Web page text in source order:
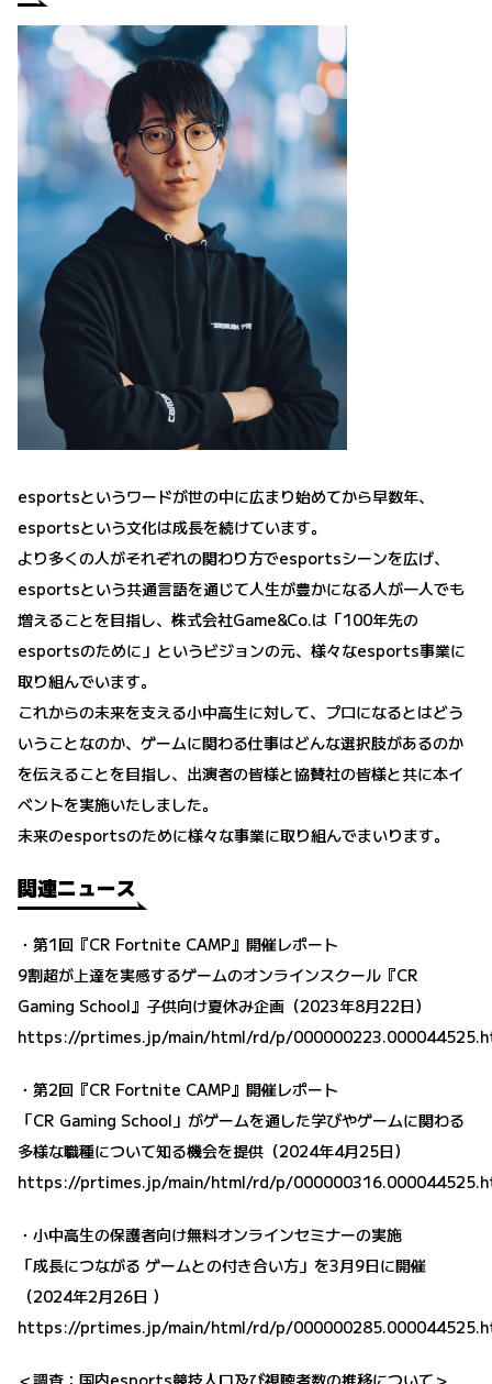
esportsというワードが世の中に広まり始めてから早数年、
esportsという文化は成長を続けています。
より多くの人がそれぞれの関わり方でesportsシーンを広げ、
esportsという共通言語を通じて人生が豊かになる人が一人でも
増えることを目指し、株式会社Game&Co.は「100年先の
esportsのために」というビジョンの元、様々なesports事業に
取り組んでいます。
これからの未来を支える小中高生に対して、プロになるとはどう
いうことなのか、ゲームに関わる仕事はどんな選択肢があるのか
を伝えることを目指し、出演者の皆様と協賛社の皆様と共に本イ
ベントを実施いたしました。
未来のesportsのために様々な事業に取り組んでまいります。
関連ニュース
・第1回『CR Fortnite CAMP』開催レポート
9割超が上達を実感するゲームのオンラインスクール『CR
Gaming School』子供向け夏休み企画（2023年8月22日）
https://prtimes.jp/main/html/rd/p/
・第2回『CR Fortnite CAMP』開催レポート
「CR Gaming School」がゲームを通した学びやゲームに関わる
多様な職種について知る機会を提供（2024年4月25日）
https://prtimes.jp/main/html/rd/p/
・小中高生の保護者向け無料オンラインセミナーの実施
「成長につながる ゲームとの付き合い方」を3月9日に開催
（2024年2月26日 ）
https://prtimes.jp/main/html/rd/p/
＜調査：国内esports競技人口及び視聴者数の推移について＞